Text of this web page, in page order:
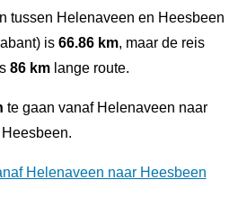
tussen Helenaveen en Heesbeen
is 66.86 km, maar de reis
86 kmlange route.
te gaan vanaf Helenaveen naar
Heesbeen.
Helenaveen naar Heesbeen